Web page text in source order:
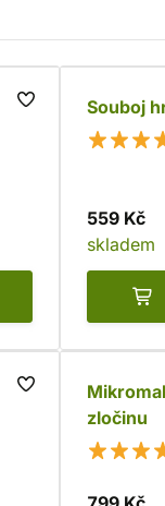
Souboj
559 Kč
skladem
zločinu